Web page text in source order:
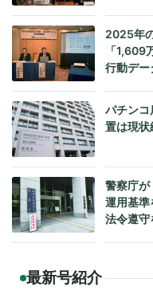
2025年
「1,609
行動デー
パチンコ
置は現状
警察庁が
運用基準
法令遵守
最新号紹介